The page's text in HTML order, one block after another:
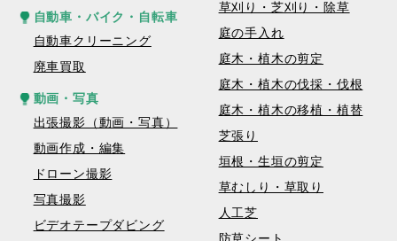
自動車・バイク・自転車
自動車クリーニング
廃車買取
動画・写真
出張撮影（動画・写真）
動画作成・編集
ドローン撮影
写真撮影
ビデオテープダビング
草刈り・芝刈り・除草
庭の手入れ
庭木・植木の剪定
庭木・植木の伐採・伐根
庭木・植木の移植・植替
芝張り
垣根・生垣の剪定
草むしり・草取り
人工芝